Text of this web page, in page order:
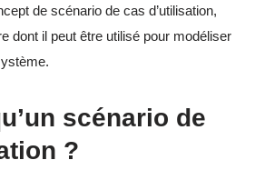
de scénario de cas d’utilisation,
dont il peut être utilisé pour modéliser
scénario de
?